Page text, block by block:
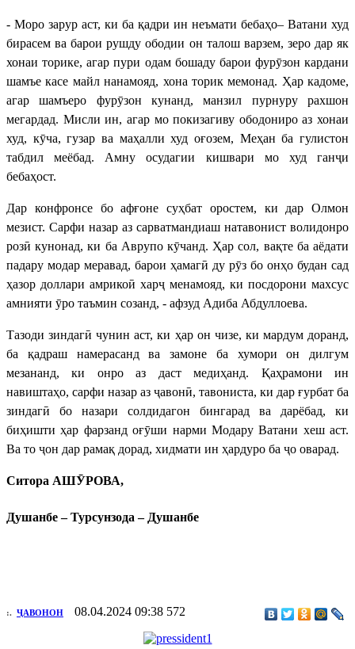
- Моро зарур аст, ки ба қадри ин неъмати бебаҳо– Ватани худ
бирасем ва барои рушду ободии он талош варзем, зеро дар як
хонаи торике, агар пури одам бошаду барои фурӯзон кардани
шамъе касе майл нанамояд, хона торик мемонад. Ҳар кадоме,
агар шамъеро фурӯзон кунанд, манзил пурнуру рахшон
мегардад. Мисли ин, агар мо покизагиву ободониро аз хонаи
худ, кӯча, гузар ва маҳалли худ оғозем, Меҳан ба гулистон
табдил меёбад. Амну осудагии кишвари мо худ ганҷи
бебаҳост.
Дар конфронсе бо афғоне суҳбат оростем, ки дар Олмон
мезист. Сарфи назар аз сарватмандиаш натавонист волидонро
розӣ кунонад, ки ба Аврупо кӯчанд. Ҳар сол, вақте ба аёдати
падару модар меравад, барои ҳамагӣ ду рӯз бо онҳо будан сад
ҳазор доллари амрикоӣ харҷ менамояд, ки посдорони махсус
амнияти ӯро таъмин созанд, - афзуд Адиба Абдуллоева.
Тазоди зиндагӣ чунин аст, ки ҳар он чизе, ки мардум доранд,
ба қадраш намерасанд ва замоне ба хумори он дилгум
мезананд, ки онро аз даст медиҳанд. Қаҳрамони ин
навиштаҳо, сарфи назар аз ҷавонӣ, тавониста, ки дар ғурбат ба
зиндагӣ бо назари солдидагон бингарад ва дарёбад, ки
биҳишти ҳар фарзанд оғӯши нарми Модару Ватани хеш аст.
Ва то ҷон дар рамақ дорад, хидмати ин ҳардуро ба ҷо оварад.
Ситора АШӮРОВА,
Душанбе – Турсунзода – Душанбе
:. ҶАВОНОН 08.04.2024 09:38 572